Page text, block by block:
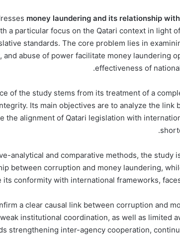
money laundering and its relationship
a particular focus on the Qatari context in light
standards. The core problem lies in
and abuse of power facilitate money laundering
effectiveness of
of the study stems from its treatment of a
Its main objectives are to analyze the link
the alignment of Qatari legislation with
analytical and comparative methods, the study
between corruption and money laundering,
its conformity with international frameworks,
a clear causal link between corruption and
institutional coordination, as well as limited
strengthening inter-agency cooperation,